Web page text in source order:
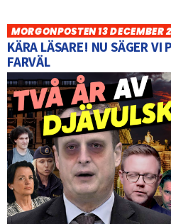
MORGONPOSTEN 13 DECEMBER
KÄRA LÄSARE! NU SÄGER VI
FARVÄL